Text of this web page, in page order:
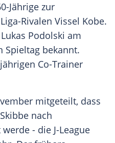
Jährige zur
Rivalen Vissel Kobe.
Podolski am
Spieltag bekannt.
Co-Trainer
mitgeteilt, dass
nach
- die J-League